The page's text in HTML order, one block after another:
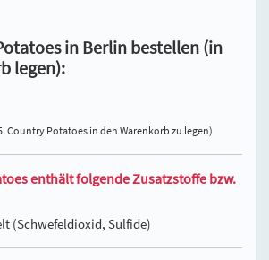
in Berlin bestellen (in
legen):
Country Potatoes in den Warenkorb zu legen)
enthält folgende Zusatzstoffe bzw.
(Schwefeldioxid, Sulfide)